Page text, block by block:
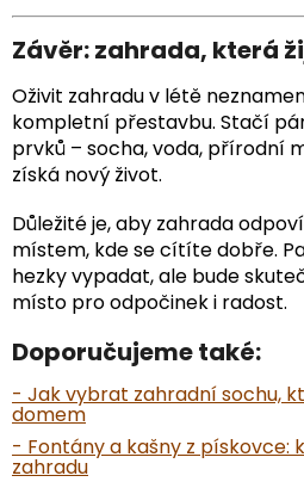
Závěr: zahrada, která
Oživit zahradu v létě
kompletní přestavbu. Stačí
prvků – socha, voda, přírodní
získá nový život.
Důležité je, aby zahrada
místem, kde se cítíte dobře.
hezky vypadat, ale bude
místo pro odpočinek i radost.
Doporučujeme také:
- Jak vybrat zahradní sochu,
domem
- Fontány a kašny z pískovce:
zahradu